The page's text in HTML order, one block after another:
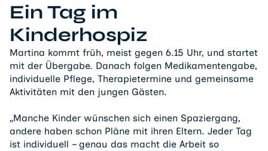
Ein Tag im
Kinderhospiz
Martina kommt früh, meist gegen 6.15 Uhr, und startet
mit der Übergabe. Danach folgen Medikamentengabe,
individuelle Pflege, Therapietermine und gemeinsame
Aktivitäten mit den jungen Gästen.
„Manche Kinder wünschen sich einen Spaziergang,
andere haben schon Pläne mit ihren Eltern. Jeder Tag
ist individuell – genau das macht die Arbeit so